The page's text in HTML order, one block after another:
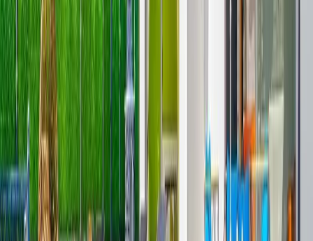
olup dışardan görünmemektedir. Şezlong, şemsiye, yemek masası,
barbekü bulunmaktadır.
Yatak Odaları;
1. Yatak Odası :
Çift kişilik yatak, klima, komodin, makyaj masası,
jakuzi, banyo ve tuvalet bulunmaktadır.
2. Yatak Odası :
1 adet çift kişilik yatak, 1 adet tek kişilik yatak,
komodin, klima, makyaj masası, elbise dolabı, banyo ve tuvalet
bulunmaktadır.
Başlangıç Fiyatı
6.500
gecelik en düşük fiyat
başlayan fiyatlarla